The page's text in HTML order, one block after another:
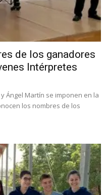
de los ganadores
Intérpretes
Ángel Martín se imponen en la
los nombres de los